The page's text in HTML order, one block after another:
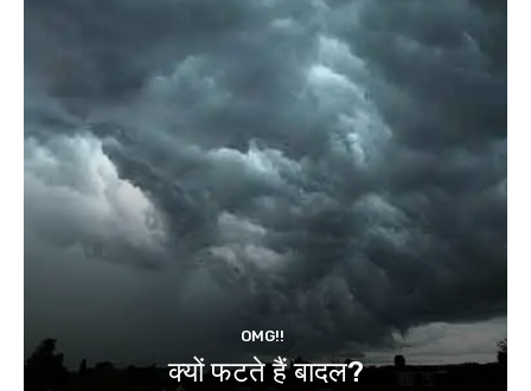
OMG!!
क्यों फटते हैं बादल?